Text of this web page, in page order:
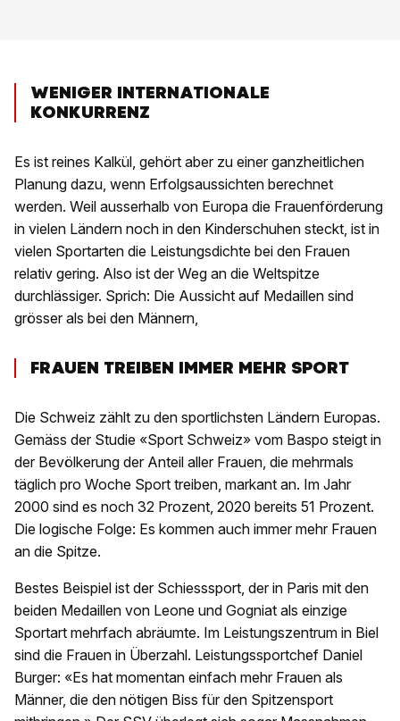
WENIGER INTERNATIONALE
KONKURRENZ
Es ist reines Kalkül, gehört aber zu einer ganzheitlichen
Planung dazu, wenn Erfolgsaussichten berechnet
werden. Weil ausserhalb von Europa die Frauenförderung
in vielen Ländern noch in den Kinderschuhen steckt, ist in
vielen Sportarten die Leistungsdichte bei den Frauen
relativ gering. Also ist der Weg an die Weltspitze
durchlässiger. Sprich: Die Aussicht auf Medaillen sind
grösser als bei den Männern,
FRAUEN TREIBEN IMMER MEHR SPORT
Die Schweiz zählt zu den sportlichsten Ländern Europas.
Gemäss der Studie «Sport Schweiz» vom Baspo steigt in
der Bevölkerung der Anteil aller Frauen, die mehrmals
täglich pro Woche Sport treiben, markant an. Im Jahr
2000 sind es noch 32 Prozent, 2020 bereits 51 Prozent.
Die logische Folge: Es kommen auch immer mehr Frauen
an die Spitze.
Bestes Beispiel ist der Schiesssport, der in Paris mit den
beiden Medaillen von Leone und Gogniat als einzige
Sportart mehrfach abräumte. Im Leistungszentrum in Biel
sind die Frauen in Überzahl. Leistungssportchef Daniel
Burger: «Es hat momentan einfach mehr Frauen als
Männer, die den nötigen Biss für den Spitzensport